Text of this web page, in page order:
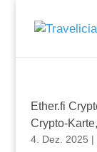
Ether.fi
Crypto-
4. Dez. 2025 |